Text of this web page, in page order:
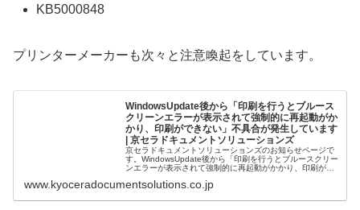
KB5000848
プリンターメーカーも次々と注意喚起をしています。
WindowsUpdate後から「印刷を行うとブルース
クリーンエラーが表示されて強制的に再起動がか
かり、印刷ができない」不具合が発生しています
| 京セラドキュメントソリューションズ
京セラドキュメントソリューションズのお知らせページで
す。WindowsUpdate後から「印刷を行うとブルースクリー
ンエラーが表示されて強制的に再起動がかかり、印刷がで
www.kyoceradocumentsolutions.co.jp